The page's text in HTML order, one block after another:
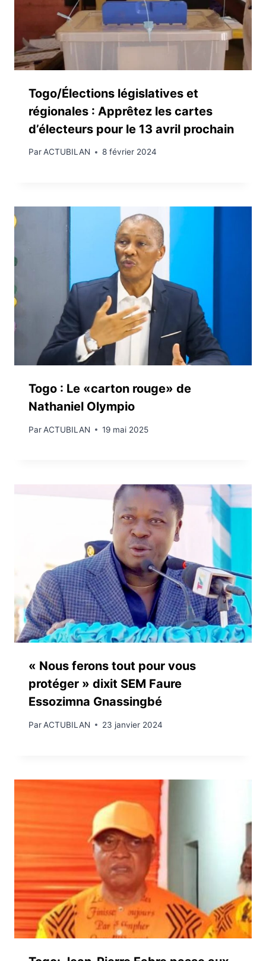
Togo/Élections législatives et
régionales : Apprêtez les cartes
d’électeurs pour le 13 avril prochain
ParACTUBILAN 8 février 2024
Togo : Le «carton rouge» de
Nathaniel Olympio
ParACTUBILAN 19 mai 2025
« Nous ferons tout pour vous
protéger » dixit SEM Faure
Essozimna Gnassingbé
ParACTUBILAN 23 janvier 2024